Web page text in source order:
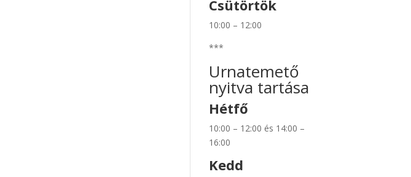
Csütörtök
10:00 – 12:00
***
Urnatemető
nyitva tartása
Hétfő
10:00 – 12:00 és 14:00 –
16:00
Kedd